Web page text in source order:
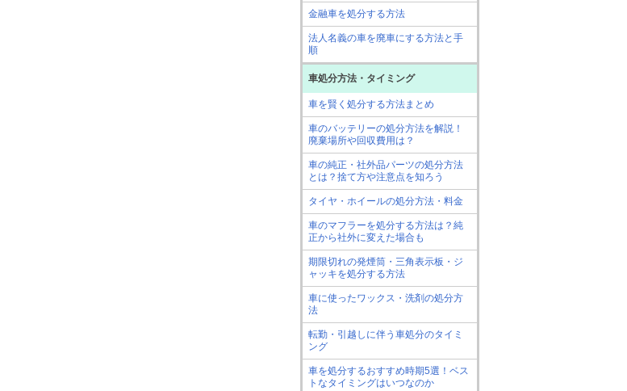
金融車を処分する方法
法人名義の車を廃車にする方法と手
順
車処分方法・タイミング
車を賢く処分する方法まとめ
車のバッテリーの処分方法を解説！
廃棄場所や回収費用は？
車の純正・社外品パーツの処分方法
とは？捨て方や注意点を知ろう
タイヤ・ホイールの処分方法・料金
車のマフラーを処分する方法は？純
正から社外に変えた場合も
期限切れの発煙筒・三角表示板・ジ
ャッキを処分する方法
車に使ったワックス・洗剤の処分方
法
転勤・引越しに伴う車処分のタイミ
ング
車を処分するおすすめ時期5選！ベス
トなタイミングはいつなのか